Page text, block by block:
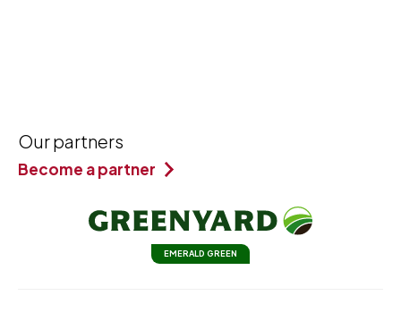
Our partners
Become a partner
EMERALD GREEN